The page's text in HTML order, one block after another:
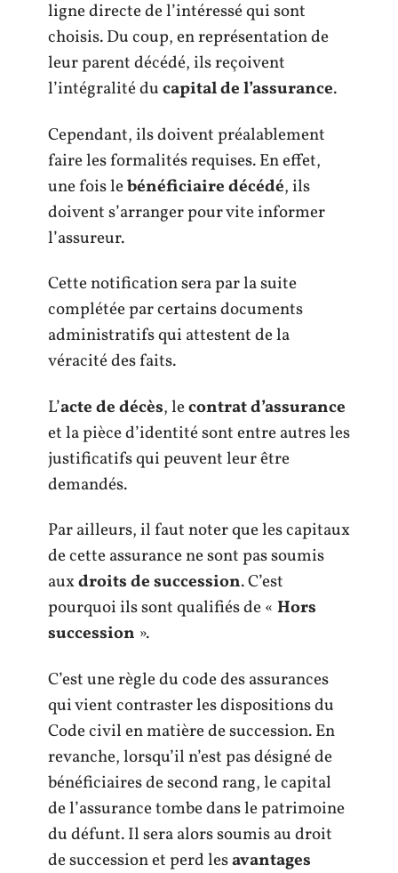
ligne directe de l’intéressé qui sont
choisis. Du coup, en représentation de
leur parent décédé, ils reçoivent
l’intégralité ducapital de l’assurance.
Cependant, ils doivent préalablement
faire les formalités requises. En effet,
une fois lebénéficiaire décédé, ils
doivent s’arranger pour vite informer
l’assureur.
Cette notification sera par la suite
complétée par certains documents
administratifs qui attestent de la
véracité des faits.
L’acte de décès, lecontrat d’assurance
et la pièce d’identité sont entre autres les
justificatifs qui peuvent leur être
demandés.
Par ailleurs, il faut noter que les capitaux
de cette assurance ne sont pas soumis
auxdroits de succession. C’est
pourquoi ils sont qualifiés de « Hors
succession ».
C’est une règle du code des assurances
qui vient contraster les dispositions du
Code civil en matière de succession. En
revanche, lorsqu’il n’est pas désigné de
bénéficiaires de second rang, le capital
de l’assurance tombe dans le patrimoine
du défunt. Il sera alors soumis au droit
de succession et perd lesavantages